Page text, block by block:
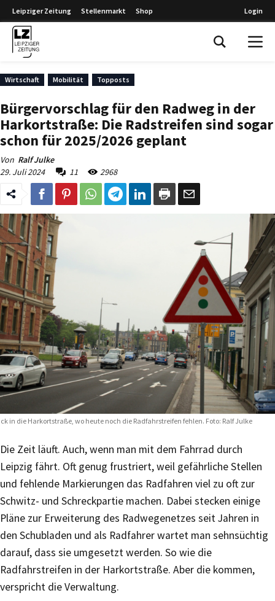
Leipziger Zeitung Stellenmarkt Shop Login
Wirtschaft Mobilität Topposts
Bürgervorschlag für den Radweg in der
Harkortstraße: Die Radstreifen sind sogar
schon für 2025/2026 geplant
Von Ralf Julke
29. Juli 2024
11 2968
in die Harkortstraße, wo heute noch die Radfahrstreifen fehlen. Foto: Ralf Julke
Die Zeit läuft. Auch, wenn man mit dem Fahrrad durch
Leipzig fährt. Oft genug frustriert, weil gefährliche Stellen
und fehlende Markierungen das Radfahren viel zu oft zur
Schwitz- und Schreckpartie machen. Dabei stecken einige
Pläne zur Erweiterung des Radwegenetzes seit Jahren in
den Schubladen und als Radfahrer wartet man sehnsüchtig
darauf, dass sie umgesetzt werden. So wie die
Radfahrstreifen in der Harkortstraße. Aber die kommen,
verspricht die Verwaltung.